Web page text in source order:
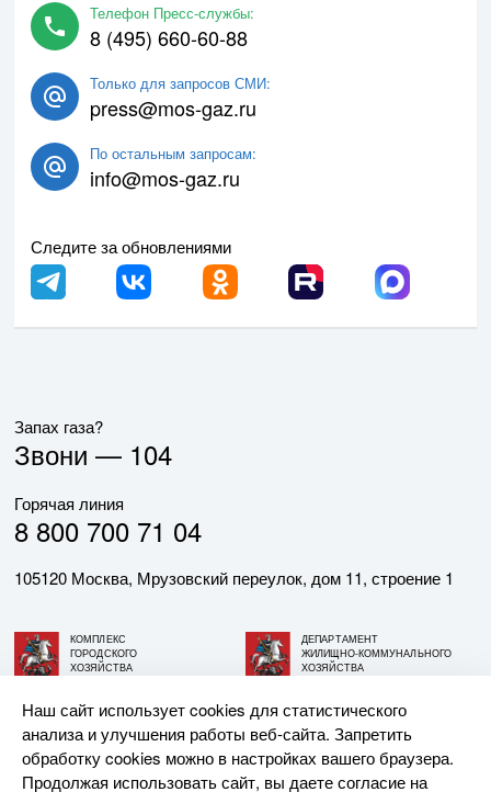
Телефон Пресс-службы:
8 (495) 660-60-88
Только для запросов СМИ:
press@mos-gaz.ru
По остальным запросам:
info@mos-gaz.ru
Следите за обновлениями
Запах газа?
Звони — 104
Горячая линия
8 800 700 71 04
105120 Москва, Мрузовский переулок, дом 11, строение 1
КОМПЛЕКС
ГОРОДСКОГО
ХОЗЯЙСТВА
ДЕПАРТАМЕНТ
ЖИЛИЩНО-КОММУНАЛЬНОГО
ХОЗЯЙСТВА
© АО «МОСГАЗ», 2026. При использовании материалов
ссылка на сайт обязательна.
Наш сайт использует cookies для статистического
анализа и улучшения работы веб-сайта. Запретить
обработку cookies можно в настройках вашего браузера.
Продолжая использовать сайт, вы даете согласие на